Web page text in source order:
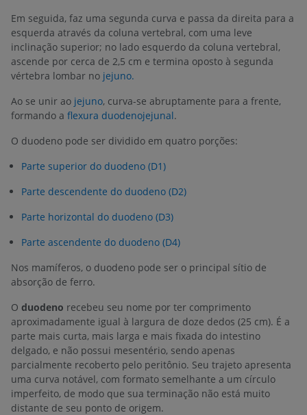
Em seguida, faz uma segunda curva e passa da direita para a
esquerda através da coluna vertebral, com uma leve
inclinação superior; no lado esquerdo da coluna vertebral,
ascende por cerca de 2,5 cm e termina oposto à segunda
vértebra lombar no jejuno.
Ao se unir ao jejuno, curva-se abruptamente para a frente,
formando a flexura duodenojejunal.
O duodeno pode ser dividido em quatro porções:
Parte superior do duodeno (D1)
Parte descendente do duodeno (D2)
Parte horizontal do duodeno (D3)
Parte ascendente do duodeno (D4)
Nos mamíferos, o duodeno pode ser o principal sítio de
absorção de ferro.
O duodeno recebeu seu nome por ter comprimento
aproximadamente igual à largura de doze dedos (25 cm). É a
parte mais curta, mais larga e mais fixada do intestino
delgado, e não possui mesentério, sendo apenas
parcialmente recoberto pelo peritônio. Seu trajeto apresenta
uma curva notável, com formato semelhante a um círculo
imperfeito, de modo que sua terminação não está muito
distante de seu ponto de origem.